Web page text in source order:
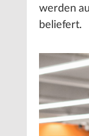
werden
beliefert.